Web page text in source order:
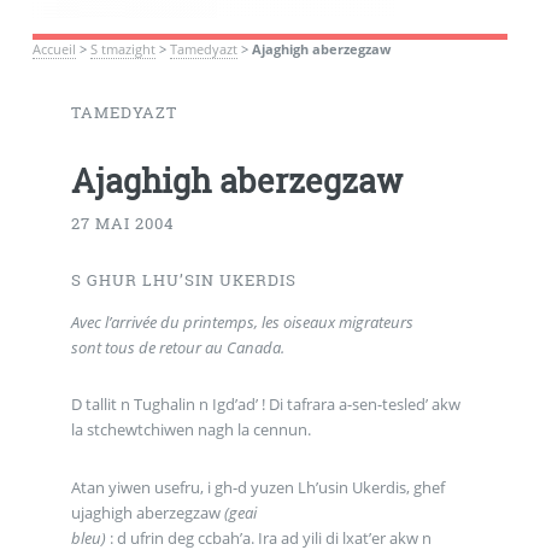
Accueil > S tmazight> Tamedyazt> Ajaghigh aberzegzaw
TAMEDYAZT
Ajaghigh aberzegzaw
27 MAI 2004
S GHUR LHU’SIN UKERDIS
Avec l’arrivée du printemps, les oiseaux migrateurs
sont tous de retour au Canada.
D tallit n Tughalin n Igd’ad’ ! Di tafrara a-sen-tesled’ akw
la stchewtchiwen nagh la cennun.
Atan yiwen usefru, i gh-d yuzen Lh’usin Ukerdis, ghef
ujaghigh aberzegzaw(geai
bleu) : d ufrin deg ccbah’a. Ira ad yili di lxat’er akw n